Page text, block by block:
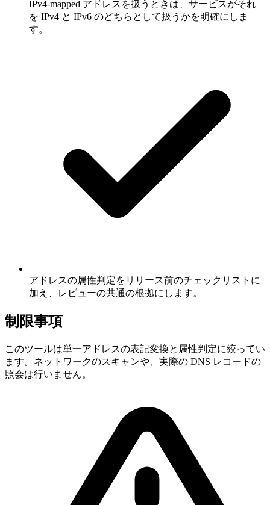
IPv4-mapped アドレスを扱うときは、サービスがそれ
を IPv4 と IPv6 のどちらとして扱うかを明確にしま
す。
アドレスの属性判定をリリース前のチェックリストに
加え、レビューの共通の根拠にします。
制限事項
このツールは単一アドレスの表記変換と属性判定に絞ってい
ます。ネットワークのスキャンや、実際の DNS レコードの
照会は行いません。